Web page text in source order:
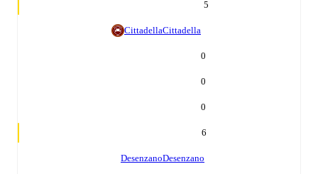
5
CittadellaCittadella
0
0
0
6
DesenzanoDesenzano